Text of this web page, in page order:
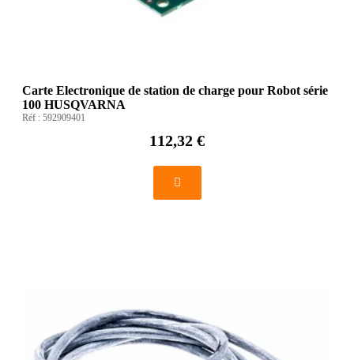
Carte Electronique de station de charge pour Robot série
100 HUSQVARNA
Réf : 592909401
112,32 €